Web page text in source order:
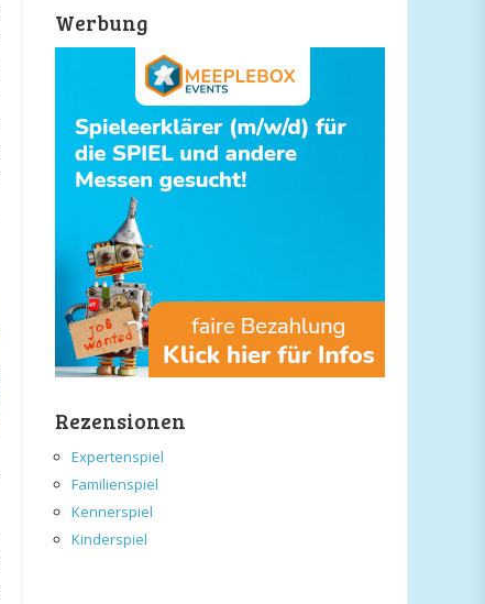
Werbung
Rezensionen
Expertenspiel
Familienspiel
Kennerspiel
Kinderspiel